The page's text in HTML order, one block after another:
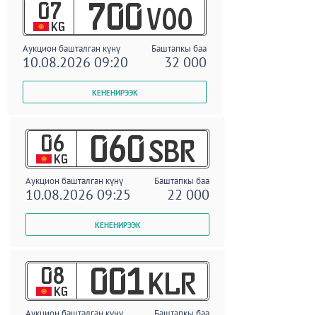
07
KG 700 VOO
Аукцион башталган күнү Баштапкы баа
10.08.2026 09:20 32 000
06
KG 060 SBR
Аукцион башталган күнү Баштапкы баа
10.08.2026 09:25 22 000
08
KG 001 KLR